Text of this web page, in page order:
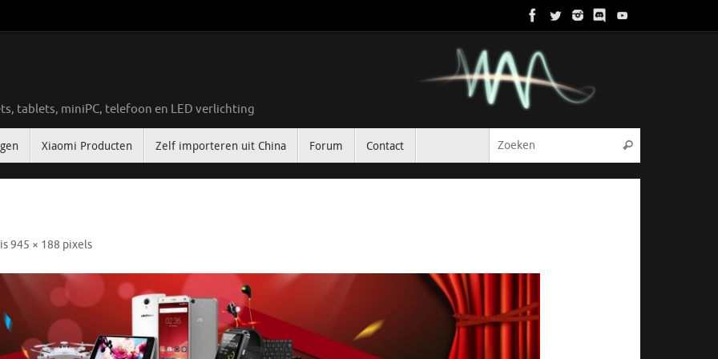
tablets, miniPC, telefoon en LED verlichting
Xiaomi Producten Zelf importeren uit China Forum Contact Zoeken
945 × 188 pixels